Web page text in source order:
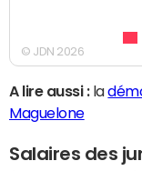
© JDN 2026
A lire aussi :la
Maguelone
Salaires des